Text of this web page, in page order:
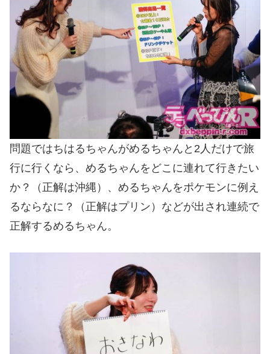
問題ではちはるちゃんがめるちゃんと2人だけで旅
行に行くなら、めるちゃんをどこに連れて行きたい
か？（正解は沖縄）、めるちゃんをポケモンに例え
るならなに？（正解はプリン）などが出され連続で
正解するめるちゃん。